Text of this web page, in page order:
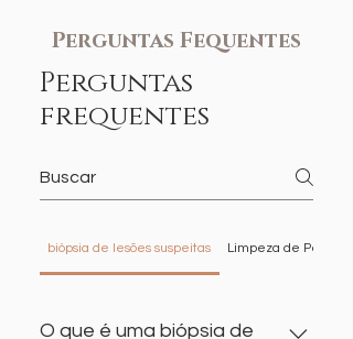
Perguntas Fequentes
Perguntas
frequentes
biópsia de lesões suspeitas Limpeza de Pele
O que é uma biópsia de